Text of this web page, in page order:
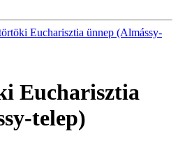
Eucharisztia ünnep (Almássy-
Eucharisztia
telep)